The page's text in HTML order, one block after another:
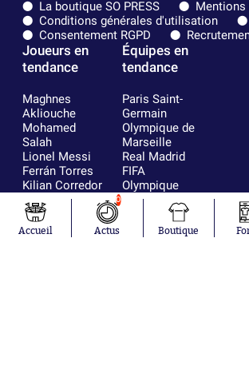
La boutique SO PRESS
Mentions
Conditions générales d'utilisation
Consentement RGPD
Joueurs en
tendance
Maghnes
Akliouche
Mohamed
Salah
Lionel Messi
Ferrán Torres
Kilian Corredor
Franco
Mastantuono
Orel Mangala
Équipes en
tendance
Paris Saint-
Germain
Olympique de
Marseille
Real Madrid
FIFA
Olympique
lyonnais
AS Monaco
FC Barcelone
Accueil
0
Actus Boutique